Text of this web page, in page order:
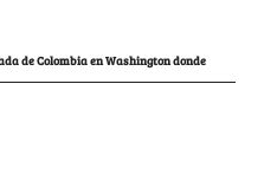
de Colombia en Washington donde